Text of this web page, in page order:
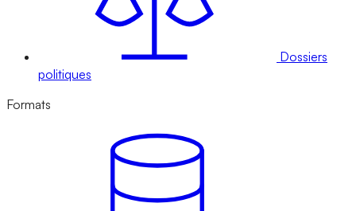
Dossiers
politiques
Formats